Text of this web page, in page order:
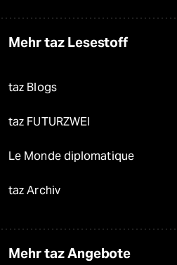
Mehr taz Lesestoff
taz Blogs
taz FUTURZWEI
Le Monde diplomatique
taz Archiv
Mehr taz Angebote